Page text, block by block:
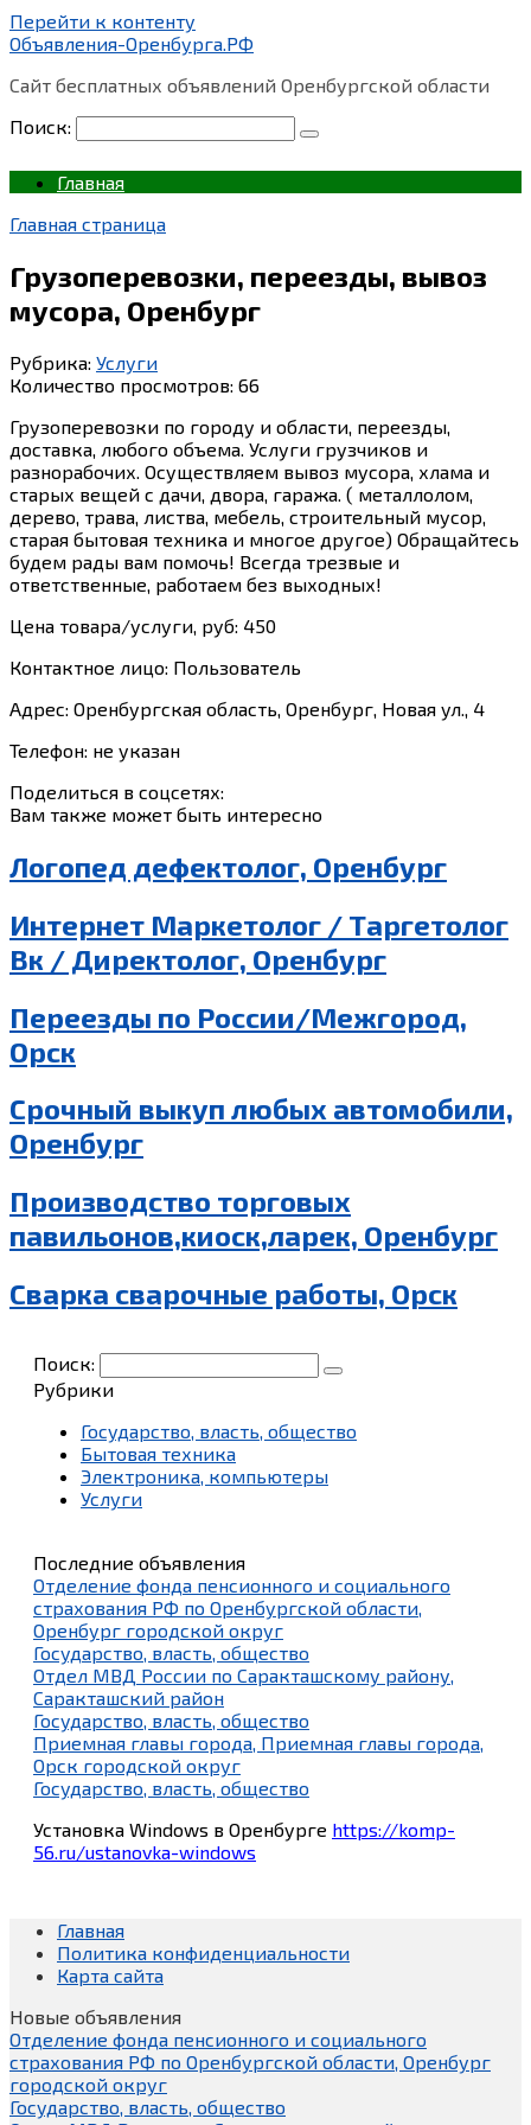
Перейти к контенту
Объявления-Оренбурга.РФ
Сайт бесплатных объявлений Оренбургской области
Поиск:
Главная
Главная страница
Грузоперевозки, переезды, вывоз
мусора, Оренбург
Рубрика: Услуги
Количество просмотров: 66
Грузоперевозки по городу и области, переезды,
доставка, любого объема. Услуги грузчиков и
разнорабочих. Осуществляем вывоз мусора, хлама и
старых вещей с дачи, двора, гаража. ( металлолом,
дерево, трава, листва, мебель, строительный мусор,
старая бытовая техника и многое другое) Обращайтесь
будем рады вам помочь! Всегда трезвые и
ответственные, работаем без выходных!
Цена товара/услуги, руб: 450
Контактное лицо: Пользователь
Адрес: Оренбургская область, Оренбург, Новая ул., 4
Телефон: не указан
Поделиться в соцсетях:
Вам также может быть интересно
Логопед дефектолог, Оренбург
Интернет Маркетолог / Таргетолог
Вк / Директолог, Оренбург
Переезды по России/Межгород,
Орск
Срочный выкуп любых автомобили,
Оренбург
Производство торговых
павильонов,киоск,ларек, Оренбург
Сварка сварочные работы, Орск
Поиск:
Рубрики
Государство, власть, общество
Бытовая техника
Электроника, компьютеры
Услуги
Последние объявления
Отделение фонда пенсионного и социального
страхования РФ по Оренбургской области,
Оренбург городской округ
Государство, власть, общество
Отдел МВД России по Саракташскому району,
Саракташский район
Государство, власть, общество
Приемная главы города, Приемная главы города,
Орск городской округ
Государство, власть, общество
Установка Windows в Оренбурге https://komp-
56.ru/ustanovka-windows
Главная
Политика конфиденциальности
Карта сайта
Новые объявления
Отделение фонда пенсионного и социального
страхования РФ по Оренбургской области, Оренбург
городской округ
Государство, власть, общество